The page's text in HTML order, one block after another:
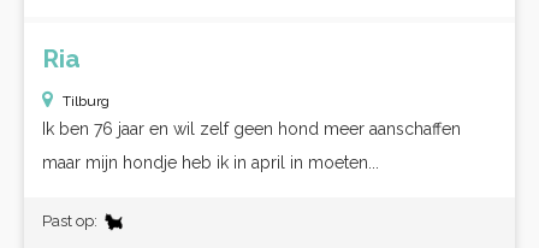
Ria
Tilburg
Ik ben 76 jaar en wil zelf geen hond meer aanschaffen
maar mijn hondje heb ik in april in moeten...
Past op: